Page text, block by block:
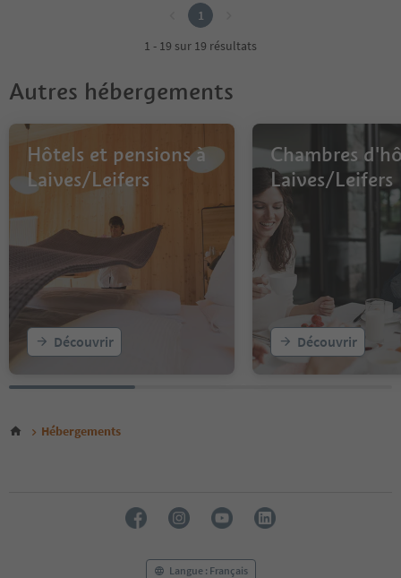
1
1 - 19 sur 19 résultats
Autres hébergements
Hôtels et pensions à
Laives/Leifers
Découvrir
Chambres
Laives/Leifers
Découvrir
Hébergements
Langue : Français